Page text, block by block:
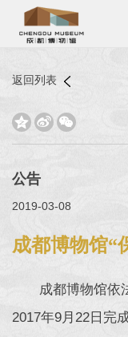
返回列表
  
公告
2019-03-08
成都博物馆“
成都博物馆依
2017年9月22日完